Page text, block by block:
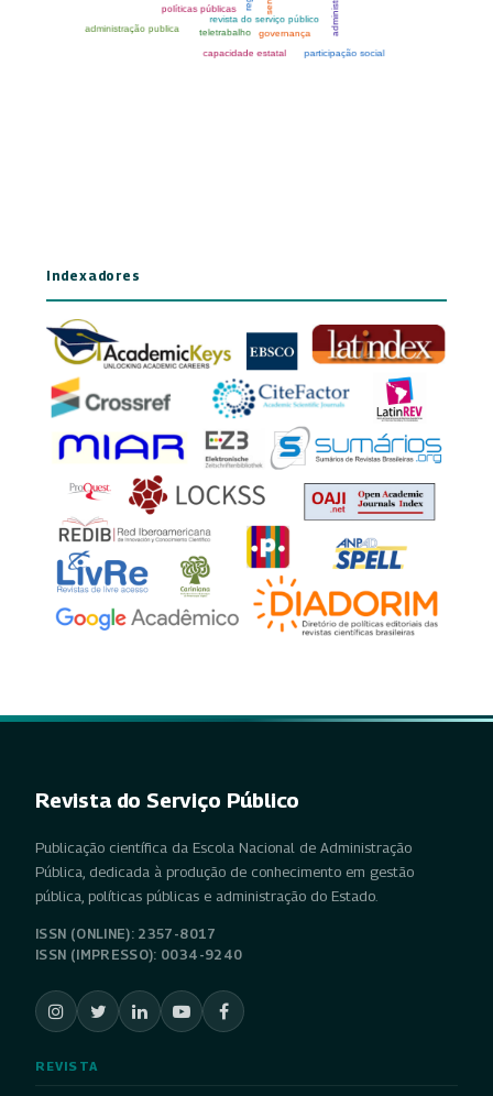
Indexadores
Revista do Serviço Público
Publicação científica da Escola Nacional de Administração
Pública, dedicada à produção de conhecimento em gestão
pública, políticas públicas e administração do Estado.
ISSN (ONLINE): 2357-8017
ISSN (IMPRESSO): 0034-9240
REVISTA